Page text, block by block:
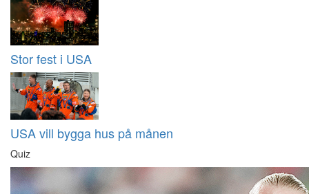
Stor fest i USA
USA vill bygga hus på månen
Quiz